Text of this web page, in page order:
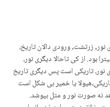
نور, زرتشت, ورودی دالان تاریخ،
بود. از کی تاحالا دیگری نور،
تاریکی است پس دیگری تاریخ
یا خمیر بی شکل است
نه صورت نور و مثل بپوشد.